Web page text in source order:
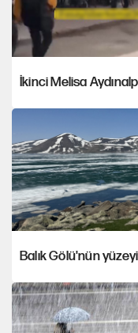
İkinci Melisa
Balık Gölü'nün